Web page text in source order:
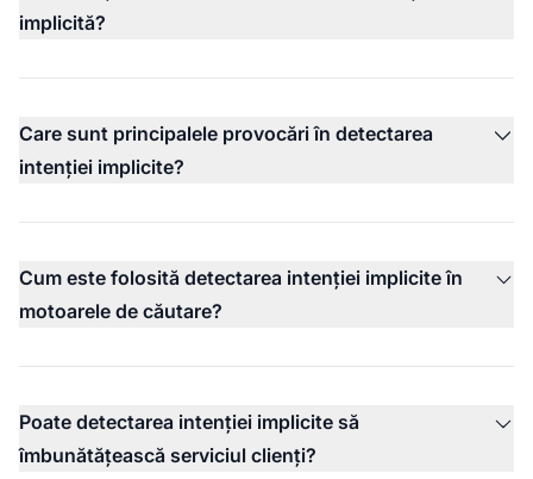
implicită?
Care sunt principalele provocări în detectarea
intenției implicite?
Cum este folosită detectarea intenției implicite în
motoarele de căutare?
Poate detectarea intenției implicite să
îmbunătățească serviciul clienți?